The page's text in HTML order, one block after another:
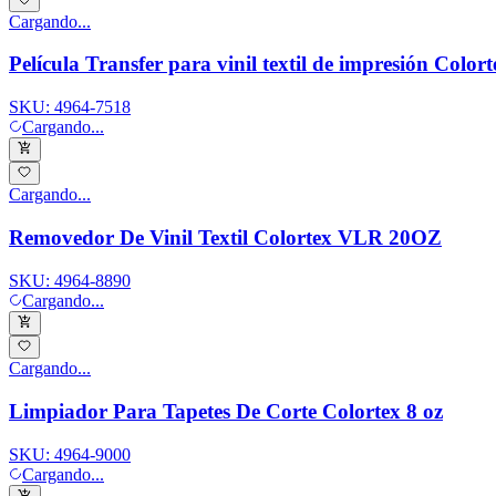
Cargando...
Película Transfer para vinil textil de impresión
SKU: 4964-7518
Cargando...
Cargando...
Removedor De Vinil Textil Colortex VLR 20OZ
SKU: 4964-8890
Cargando...
Cargando...
Limpiador Para Tapetes De Corte Colortex 8 oz
SKU: 4964-9000
Cargando...